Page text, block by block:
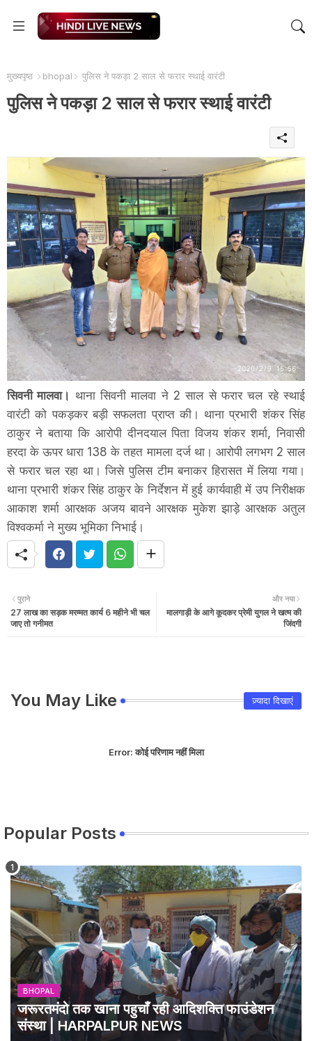
मुख्यपृष्ठ bhopal पुलिस ने पकड़ा 2 साल से फरार स्थाई वारंटी
पुलिस ने पकड़ा 2 साल से फरार स्थाई वारंटी
सिवनी मालवा। थाना सिवनी मालवा ने 2 साल से फरार चल रहे स्थाई
वारंटी को पकड़कर बड़ी सफलता प्राप्त की। थाना प्रभारी शंकर सिंह
ठाकुर ने बताया कि आरोपी दीनदयाल पिता विजय शंकर शर्मा, निवासी
हरदा के ऊपर धारा 138 के तहत मामला दर्ज था। आरोपी लगभग 2 साल
से फरार चल रहा था। जिसे पुलिस टीम बनाकर हिरासत में लिया गया।
थाना प्रभारी शंकर सिंह ठाकुर के निर्देशन में हुई कार्यवाही में उप निरीक्षक
आकाश शर्मा आरक्षक अजय बावने आरक्षक मुकेश झाड़े आरक्षक अतुल
विश्वकर्मा ने मुख्य भूमिका निभाई।
और नया
मालगाड़ी के आगे कूदकर प्रेमी युगल ने खत्म की
जिंदगी
पुराने
27 लाख का सड़क मरम्मत कार्य 6 महीने भी चल
जाए तो गनीमत
You May Like ज़्यादा दिखाएं
Error:कोई परिणाम नहीं मिला
Popular Posts
BHOPAL
जरूरतमंदो तक खाना पहुचाँ रही आदिशक्ति फाउंडेशन
संस्था | HARPALPUR NEWS